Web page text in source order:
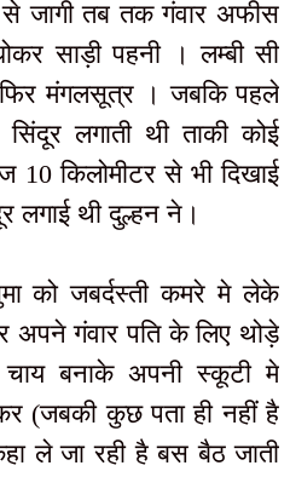
जागी तब तक गंवार अफीस
साड़ी पहनी । लम्बी सी
फिर मंगलसूत्र । जबकि पहले
लगाती थी ताकी कोई
किलोमीटर से भी दिखाई
लगाई थी दुल्हन ने।
को जबर्दस्ती कमरे मे लेके
अपने गंवार पति के लिए थोड़े
बनाके अपनी स्कूटी मे
(जबकी कुछ पता ही नहीं है
ले जा रही है बस बैठ जाती